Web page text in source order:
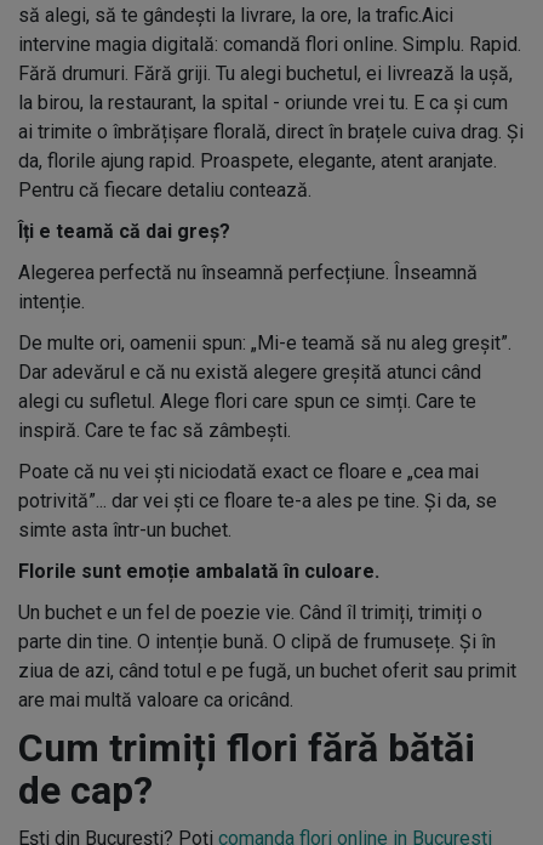
să alegi, să te gândești la livrare, la ore, la trafic.Aici
intervine magia digitală: comandă flori online. Simplu. Rapid.
Fără drumuri. Fără griji. Tu alegi buchetul, ei livrează la ușă,
la birou, la restaurant, la spital - oriunde vrei tu. E ca și cum
ai trimite o îmbrățișare florală, direct în brațele cuiva drag. Și
da, florile ajung rapid. Proaspete, elegante, atent aranjate.
Pentru că fiecare detaliu contează.
Îți e teamă că dai greș?
Alegerea perfectă nu înseamnă perfecțiune. Înseamnă
intenție.
De multe ori, oamenii spun: „Mi-e teamă să nu aleg greșit”.
Dar adevărul e că nu există alegere greșită atunci când
alegi cu sufletul. Alege flori care spun ce simți. Care te
inspiră. Care te fac să zâmbești.
Poate că nu vei ști niciodată exact ce floare e „cea mai
potrivită”... dar vei ști ce floare te-a ales pe tine. Și da, se
simte asta într-un buchet.
Florile sunt emoție ambalată în culoare.
Un buchet e un fel de poezie vie. Când îl trimiți, trimiți o
parte din tine. O intenție bună. O clipă de frumusețe. Și în
ziua de azi, când totul e pe fugă, un buchet oferit sau primit
are mai multă valoare ca oricând.
Cum trimiți flori fără bătăi
de cap?
Ești din București? Poți comanda flori online in Bucuresti